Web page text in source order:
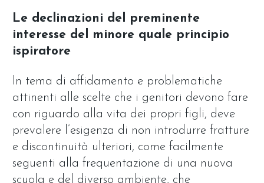
Le declinazioni del preminente
interesse del minore quale principio
ispiratore
In tema di affidamento e problematiche
attinenti alle scelte che i genitori devono fare
con riguardo alla vita dei propri figli, deve
prevalere l’esigenza di non introdurre fratture
e discontinuità ulteriori, come facilmente
seguenti alla frequentazione di una nuova
scuola e del diverso ambiente, che